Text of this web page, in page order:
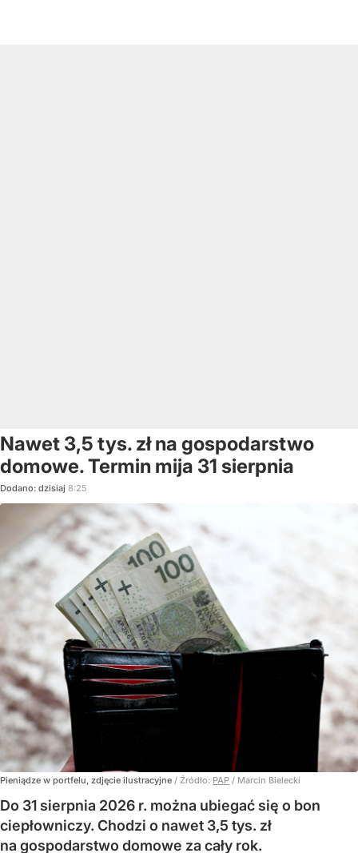
Nawet 3,5 tys. zł na gospodarstwo
domowe. Termin mija 31 sierpnia
Dodano: dzisiaj 8:25
Pieniądze w portfelu, zdjęcie ilustracyjne / Źródło: PAP / Marcin Bielecki
Do 31 sierpnia 2026 r. można ubiegać się o bon
ciepłowniczy. Chodzi o nawet 3,5 tys. zł
na gospodarstwo domowe za cały rok.